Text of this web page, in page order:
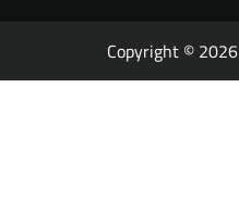
Copyright © 2026